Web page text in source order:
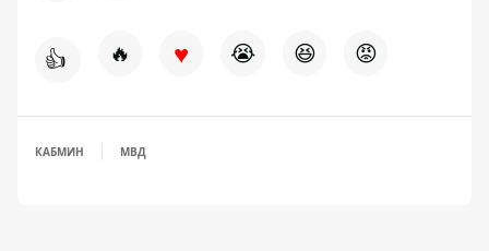
👍 🔥 ♥ 😭 😆 😡
КАБМИН МВД